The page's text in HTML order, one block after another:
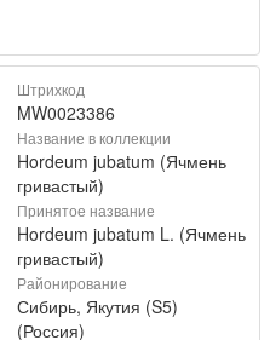
Штрихкод
MW0023386
Название в коллекции
Hordeum jubatum (Ячмень
гривастый)
Принятое название
Hordeum jubatum L. (Ячмень
гривастый)
Районирование
Сибирь, Якутия (S5)
(Россия)